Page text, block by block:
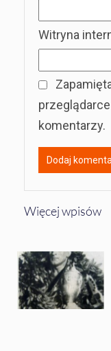
Witryna
komentarzy.
Więcej wpisów